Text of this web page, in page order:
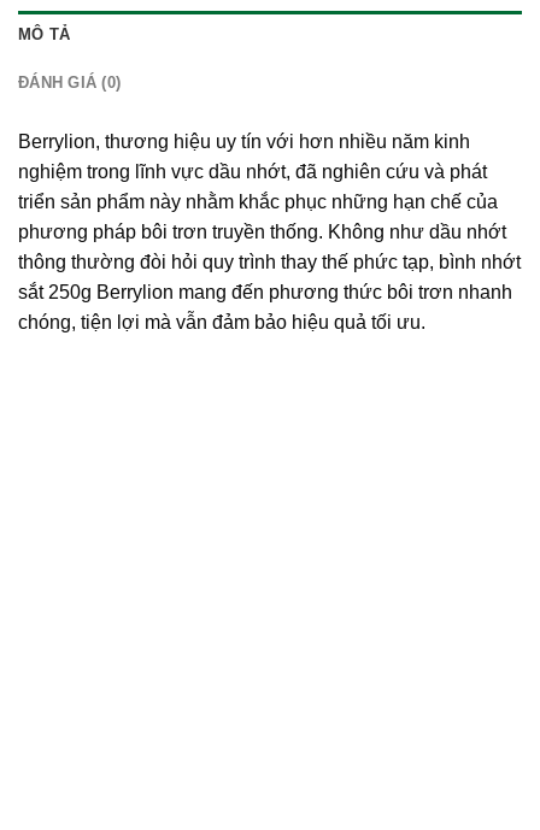
MÔ TẢ
ĐÁNH GIÁ (0)
Berrylion, thương hiệu uy tín với hơn nhiều năm kinh
nghiệm trong lĩnh vực dầu nhớt, đã nghiên cứu và phát
triển sản phẩm này nhằm khắc phục những hạn chế của
phương pháp bôi trơn truyền thống. Không như dầu nhớt
thông thường đòi hỏi quy trình thay thế phức tạp, bình nhớt
sắt 250g Berrylion mang đến phương thức bôi trơn nhanh
chóng, tiện lợi mà vẫn đảm bảo hiệu quả tối ưu.